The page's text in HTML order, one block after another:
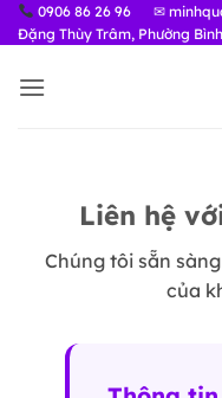
Bỏ
qua
dung
0906 86 26 96 ✉
Đặng Thùy Trâm, Phường
Liên hệ
Chúng tôi sẵn
của